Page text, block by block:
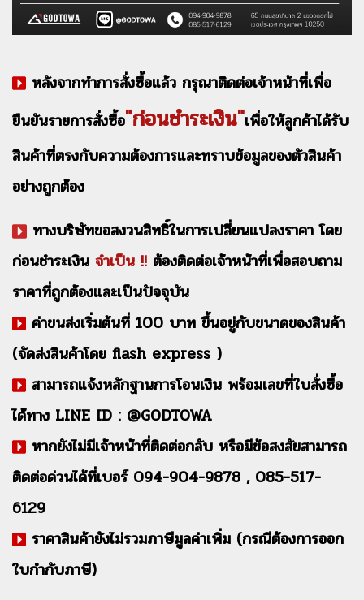
หลังจากทำการสั่งซื้อแล้ว กรุณาติดต่อเจ้าหน้าที่เพื่อ
ยืนยันรายการสั่งซื้อ"ก่อนชำระเงิน"เพื่อให้ลูกค้าได้รับ
สินค้าที่ตรงกับความต้องการและทราบข้อมูลของตัวสินค้า
อย่างถูกต้อง
ทางบริษัทขอสงวนสิทธิ์ในการเปลี่ยนแปลงราคา โดย
ก่อนชำระเงิน จำเป็น !! ต้องติดต่อเจ้าหน้าที่เพื่อสอบถาม
ราคาที่ถูกต้องและเป็นปัจจุบัน
ค่าขนส่งเริ่มต้นที่ 100 บาท ขึ้นอยู่กับขนาดของสินค้า
(จัดส่งสินค้าโดย flash express )
สามารถแจ้งหลักฐานการโอนเงิน พร้อมเลขที่ใบสั่งซื้อ
ได้ทาง LINE ID : @GODTOWA
หากยังไม่มีเจ้าหน้าที่ติดต่อกลับ หรือมีข้อสงสัยสามารถ
ติดต่อด่วนได้ที่เบอร์ 094-904-9878 , 085-517-
6129
ราคาสินค้ายังไม่รวมภาษีมูลค่าเพิ่ม (กรณีต้องการออก
ใบกำกับภาษี)